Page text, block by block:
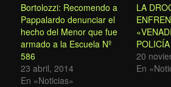
Bortolozzi: Recomendo a
Pappalardo denunciar el
hecho del Menor que fue
armado a la Escuela Nº
586
23 abril, 2014
En «Noticias»
LA
20
En